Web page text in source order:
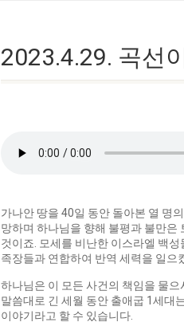
2023.4.29. 곡선
가나안 땅을 40일 동안 돌아본 열 명
망하며 하나님을 향해 불평과 불만은
것이죠. 모세를 비난한 이스라엘 백
족장들과 연합하여 반역 세력을 일으
하나님은 이 모든 사건의 책임을 물
말씀대로 긴 세월 동안 출애굽 1세대
이야기라고 할 수 있습니다.